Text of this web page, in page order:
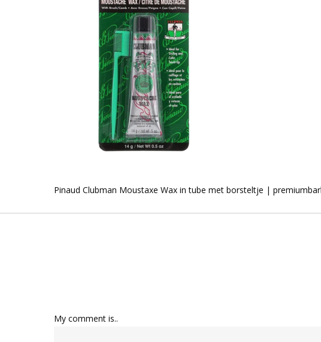
Pinaud Clubman Moustaxe Wax in tube met borsteltje |
My comment is..